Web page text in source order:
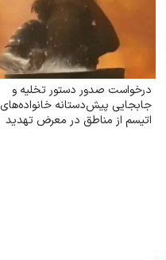
درخواست صدور دستور تخلیه و
جابجایی پیش‌دستانه خانواده‌های
اتیسم از مناطق در معرض تهدید